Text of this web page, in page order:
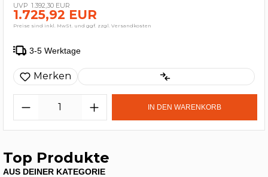
1.392,30 EUR
1.725,92 EUR
Preise sind inkl. MwSt. und ggf. zzgl. Versandkosten
3-5 Werktage
Merken
IN DEN WARENKORB
Top Produkte
AUS DEINER KATEGORIE